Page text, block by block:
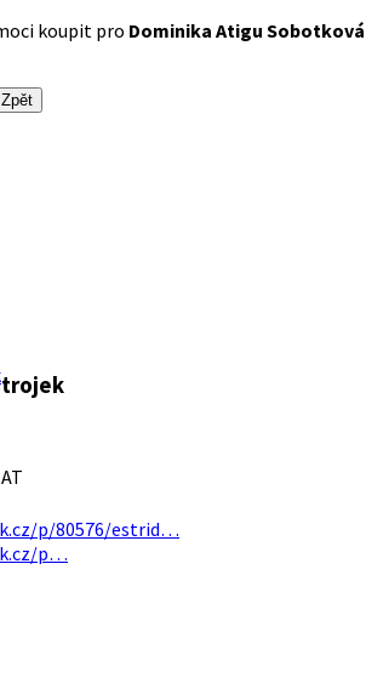
koupit pro Dominika Atigu Sobotková
p/80576/estrid…
p…